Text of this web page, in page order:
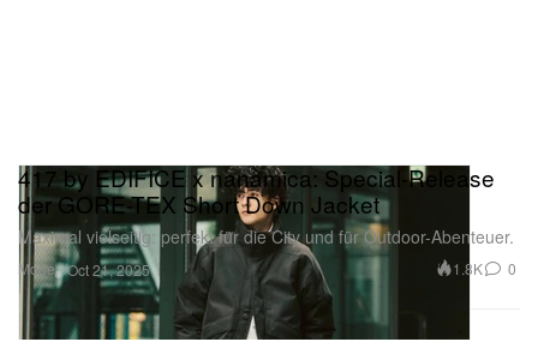
Mode
417 by EDIFICE x nanamica: Special-Release
der GORE-TEX Short Down Jacket
Maximal vielseitig: perfekt für die City und für Outdoor-Abenteuer.
Oct 21, 2025 1.8K 0